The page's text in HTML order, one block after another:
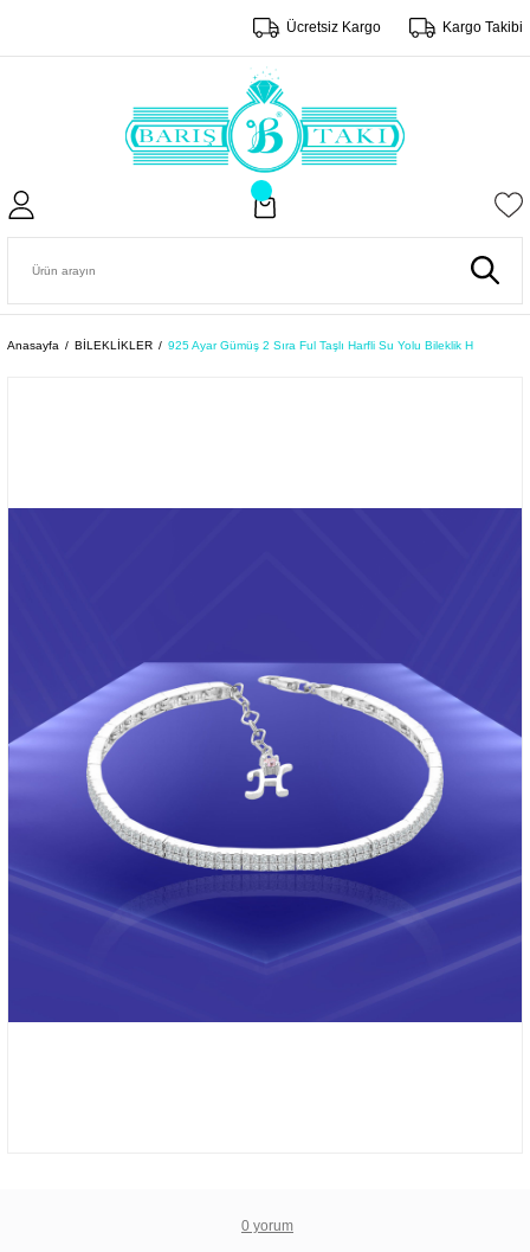
Ücretsiz Kargo Kargo Takibi
Anasayfa BİLEKLİKLER 925 Ayar Gümüş 2 Sıra Ful Taşlı Harfli Su Yolu Bileklik H
0 yorum